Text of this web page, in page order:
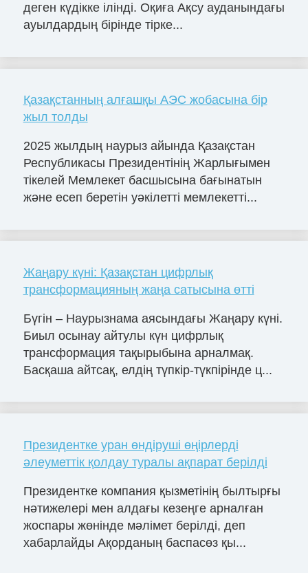
деген күдікке ілінді. Оқиға Ақсу ауданындағы
ауылдардың бірінде тірке...
Қазақстанның алғашқы АЭС жобасына бір
жыл толды
2025 жылдың наурыз айында Қазақстан
Республикасы Президентінің Жарлығымен
тікелей Мемлекет басшысына бағынатын
және есеп беретін уәкілетті мемлекетті...
Жаңару күні: Қазақстан цифрлық
трансформацияның жаңа сатысына өтті
Бүгін – Наурызнама аясындағы Жаңару күні.
Биыл осынау айтулы күн цифрлық
трансформация тақырыбына арналмақ.
Басқаша айтсақ, елдің түпкір-түкпірінде ц...
Президентке уран өндіруші өңірлерді
әлеуметтік қолдау туралы ақпарат берілді
Президентке компания қызметінің былтырғы
нәтижелері мен алдағы кезеңге арналған
жоспары жөнінде мәлімет берілді, деп
хабарлайды Ақорданың баспасөз қы...